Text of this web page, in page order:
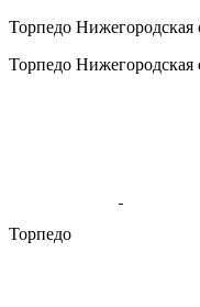
Торпедо Нижегородская
Торпедо Нижегородская
Торпедо